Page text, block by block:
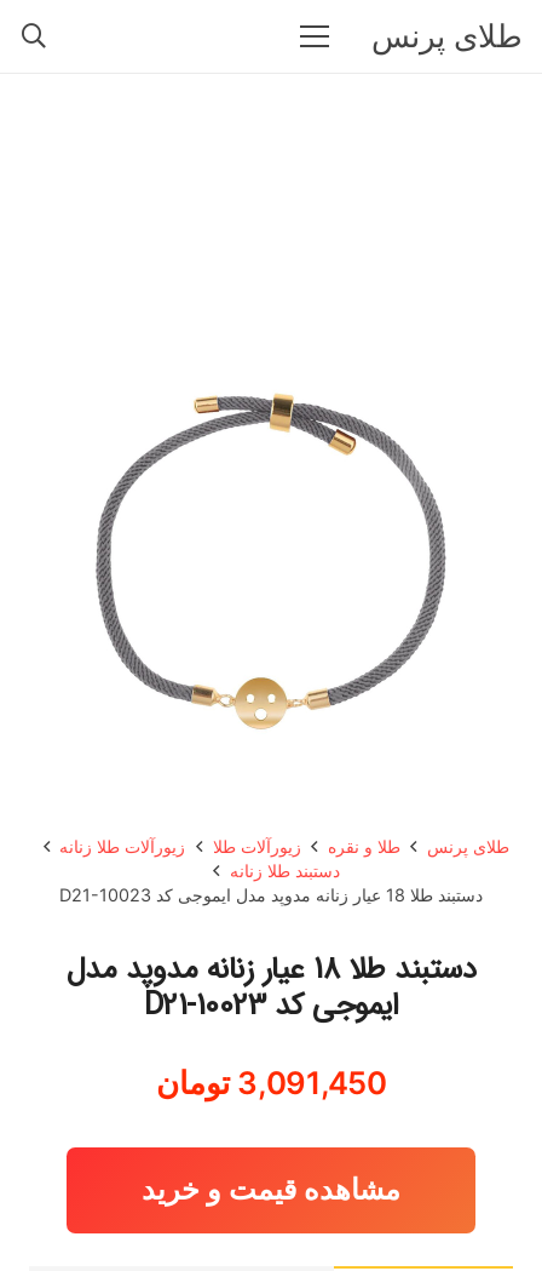
طلای پرنس
طلای پرنس طلا و نقره زیورآلات طلا
زیورآلات طلا زنانه
دستبند طلا زنانه
دستبند طلا 18 عیار زنانه مدوپد مدل ایموجی کد D21-10023
دستبند طلا 18 عیار زنانه مدوپد مدل
ایموجی کد D21-10023
3,091,450 تومان
مشاهده قیمت و خرید